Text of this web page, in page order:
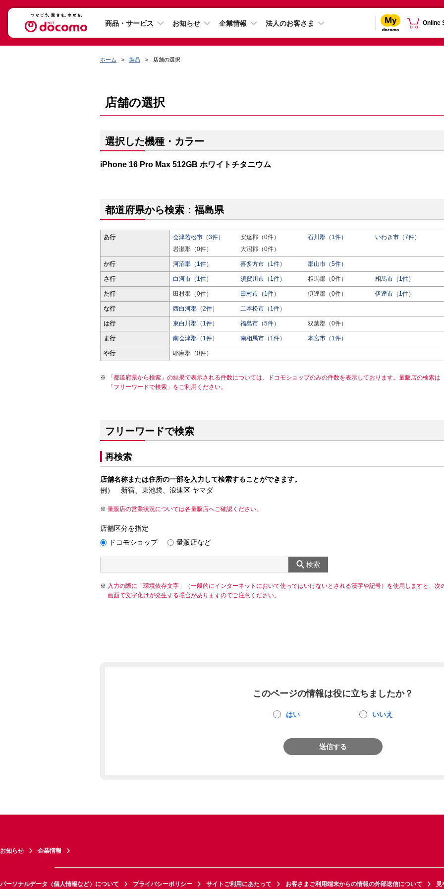
商品・サービス お知らせ 企業情報 法人のお客さま Online
ホーム 製品 店舗の選択
店舗の選択
選択した機種・カラー
iPhone 16 Pro Max 512GB ホワイトチタニウム
都道府県から検索：福島県
あ行 会津若松市（3件） 安達郡（0件） 石川郡（1件）
いわき市（7件）
岩瀬郡（0件）
大沼郡（0件）
か行 河沼郡（1件） 喜多方市（1件） 郡山市（5件）
さ行 白河市（1件） 須賀川市（1件） 相馬郡（0件） 相馬市（1件）
た行 田村郡（0件） 田村市（1件） 伊達郡（0件） 伊達市（1件）
な行 西白河郡（2件） 二本松市（1件）
は行 東白川郡（1件） 福島市（5件） 双葉郡（0件）
ま行 南会津郡（1件） 南相馬市（1件） 本宮市（1件）
や行 耶麻郡（0件）
「都道府県から検索」の結果で表示される件数については、ドコモショップのみの件数を表示しております。量販店の検索は
「フリーワードで検索」をご利用ください。
フリーワードで検索
再検索
店舗名称または住所の一部を入力して検索することができます。
例） 新宿、東池袋、浪速区 ヤマダ
量販店の営業状況については各量販店へご確認ください。
店舗区分を指定
ドコモショップ
量販店など
検索
入力の際に「環境依存文字」（一般的にインターネットにおいて使ってはいけないとされる漢字や記号）を使用しますと、次
画面で文字化けが発生する場合がありますのでご注意ください。
このページの情報は役に立ちましたか？
はい いいえ
送信する
お知らせ 企業情報
パーソナルデータ（個人情報など）について プライバシーポリシー サイトご利用にあたって お客さまご利用端末からの情報の外部送信について 見